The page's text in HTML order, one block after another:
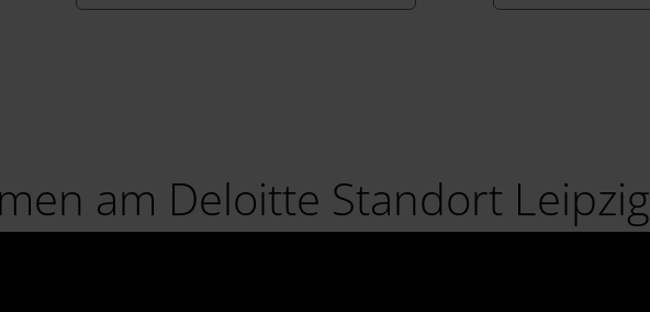
am Deloitte Standort Leipzig